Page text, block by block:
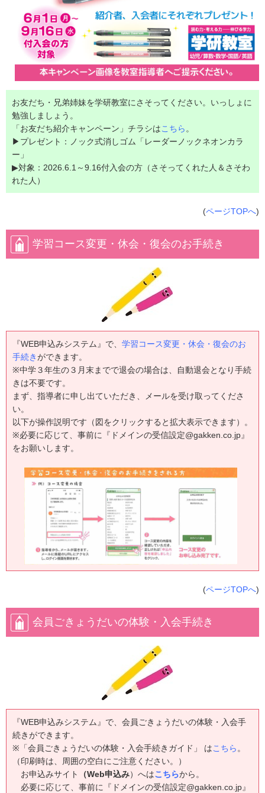
お友だち・兄弟姉妹を学研教室にさそってください。いっしょに
勉強しましょう。
「お友だち紹介キャンペーン」チラシはこちら 。
▶プレゼント：ノック式消しゴム「レーダーノックネオンカラ
ー」
▶対象：2026.6.1～9.16付入会の方（さそってくれた人＆さそわ
れた人）
(ページTOPへ)
学習コース変更・休会・復会のお手続き
『WEB申込みシステム』で、 学習コース変更・休会・復会のお
手続きができます。
※中学３年生の３月末までで退会の場合は、自動退会となり手続
きは不要です。
まず、指導者に申し出ていただき、メールを受け取ってくださ
い。
以下が操作説明です（図をクリックすると拡大表示できます）。
※必要に応じて、事前に『ドメインの受信設定@gakken.co.jp』
をお願いします。
(ページTOPへ)
会員ごきょうだいの体験・入会手続き
『WEB申込みシステム』で、会員ごきょうだいの体験・入会手
続きができます。
※「会員ごきょうだいの体験・入会手続きガイド」 はこちら 。
（印刷時は、周囲の空白にご注意ください。）
お申込みサイト
（Web申込み）へはこちらから。
必要に応じて、事前に『ドメインの受信設定@gakken.co.jp』